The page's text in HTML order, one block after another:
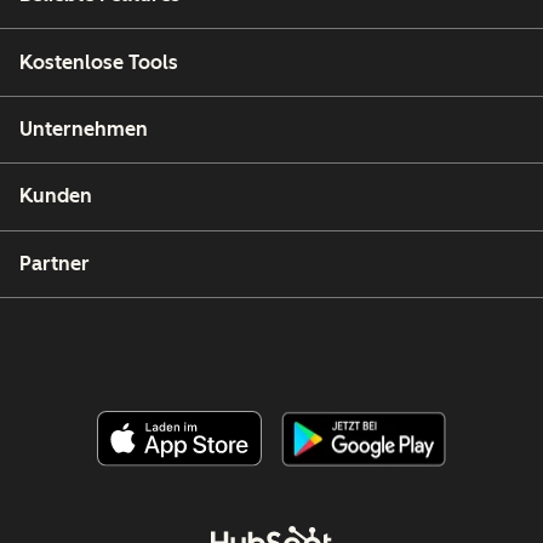
Kostenlose Tools
Unternehmen
Kunden
Partner